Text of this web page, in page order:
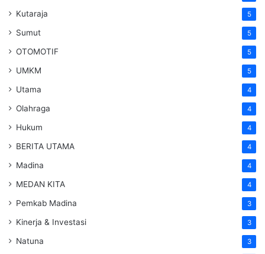
Kutaraja 5
Sumut 5
OTOMOTIF 5
UMKM 5
Utama 4
Olahraga 4
Hukum 4
BERITA UTAMA 4
Madina 4
MEDAN KITA 4
Pemkab Madina 3
Kinerja & Investasi 3
Natuna 3